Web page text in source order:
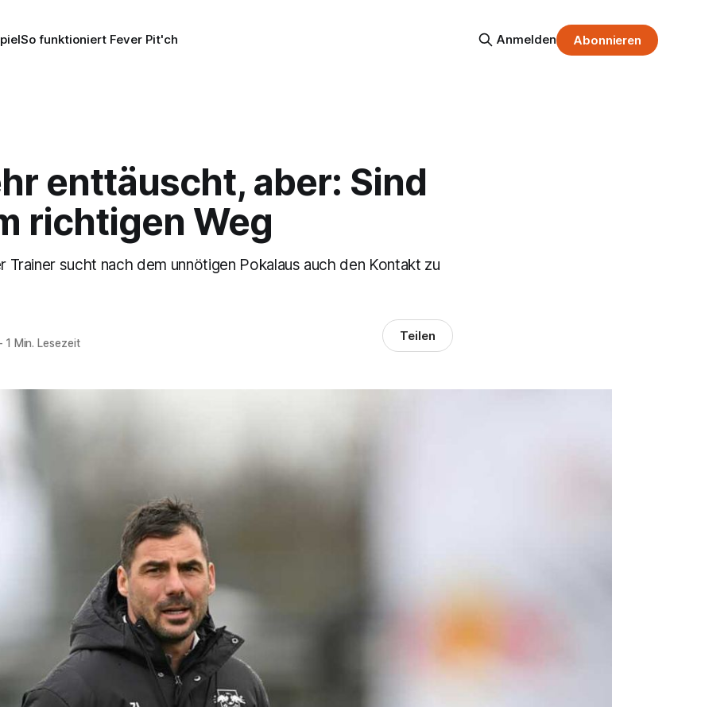
So funktioniert Fever Pit'ch Anmelden Abonnieren
enttäuscht, aber: Sind
richtigen Weg
Trainer sucht nach dem unnötigen Pokalaus auch den Kontakt zu
1 Min. Lesezeit Teilen